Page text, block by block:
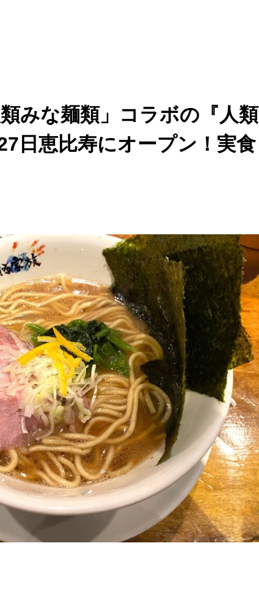
みな麺類」コラボの『人類
日恵比寿にオープン！実食